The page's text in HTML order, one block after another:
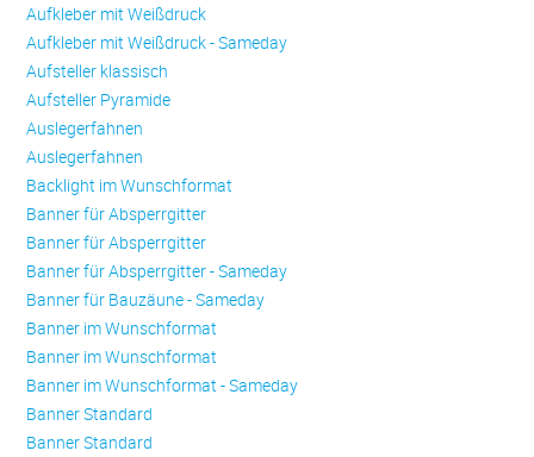
Aufkleber mit Weißdruck
Aufkleber mit Weißdruck - Sameday
Aufsteller klassisch
Aufsteller Pyramide
Auslegerfahnen
Auslegerfahnen
Backlight im Wunschformat
Banner für Absperrgitter
Banner für Absperrgitter
Banner für Absperrgitter - Sameday
Banner für Bauzäune - Sameday
Banner im Wunschformat
Banner im Wunschformat
Banner im Wunschformat - Sameday
Banner Standard
Banner Standard